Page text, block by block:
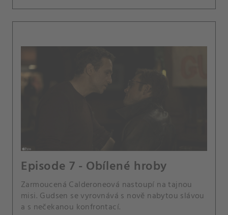
Episode 7 - Obílené hroby
Zarmoucená Calderoneová nastoupí na tajnou
misi. Gudsen se vyrovnává s nově nabytou slávou
a s nečekanou konfrontací.